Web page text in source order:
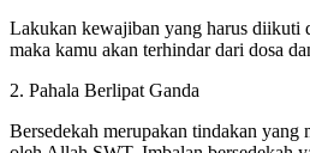
Lakukan kewajiban yang harus diikuti
maka kamu akan terhindar dari dosa
2. Pahala Berlipat Ganda
Bersedekah merupakan tindakan yang